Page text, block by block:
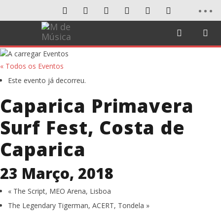
« Todos os Eventos
Este evento já decorreu.
Caparica Primavera
Surf Fest, Costa de
Caparica
23 Março, 2018
« The Script, MEO Arena, Lisboa
The Legendary Tigerman, ACERT, Tondela »